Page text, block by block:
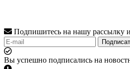
Подпишитесь на нашу рассылку и
Вы успешно подписались на